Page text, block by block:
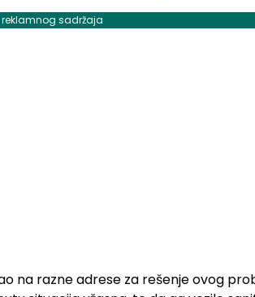
reklamnog sadržaja
na razne adrese za rešenje ovog